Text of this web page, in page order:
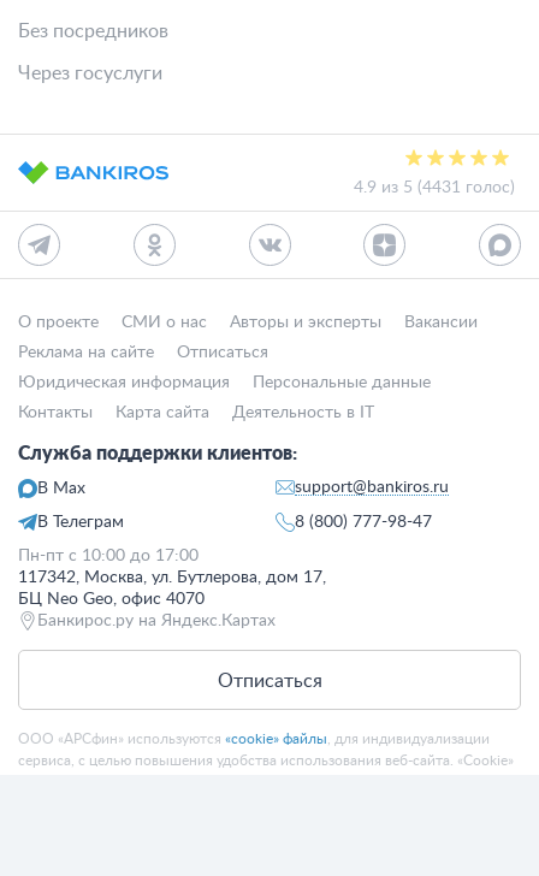
Без посредников
Через госуслуги
4.9 из 5 (4431 голос)
О проекте СМИ о нас Авторы и эксперты
Вакансии
Реклама на сайте
Отписаться
Юридическая информация
Персональные данные
Контакты
Карта сайта Деятельность в IT
Служба поддержки клиентов:
В Max
В Телеграм
support@bankiros.ru
8 (800) 777-98-47
Пн-пт с 10:00 до 17:00
117342, Москва, ул. Бутлерова, дом 17,
БЦ Neo Geo, офис 4070
Банкирос.ру на Яндекс.Картах
Отписаться
ООО «АРСфин» используются «cookie» файлы , для индивидуализации
сервиса, с целью повышения удобства использования веб-сайта. «Cookie»